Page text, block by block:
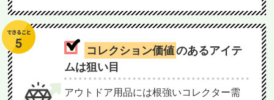
コレクション価値のあるアイテ
ムは狙い目
アウトドア用品には根強いコレクター需